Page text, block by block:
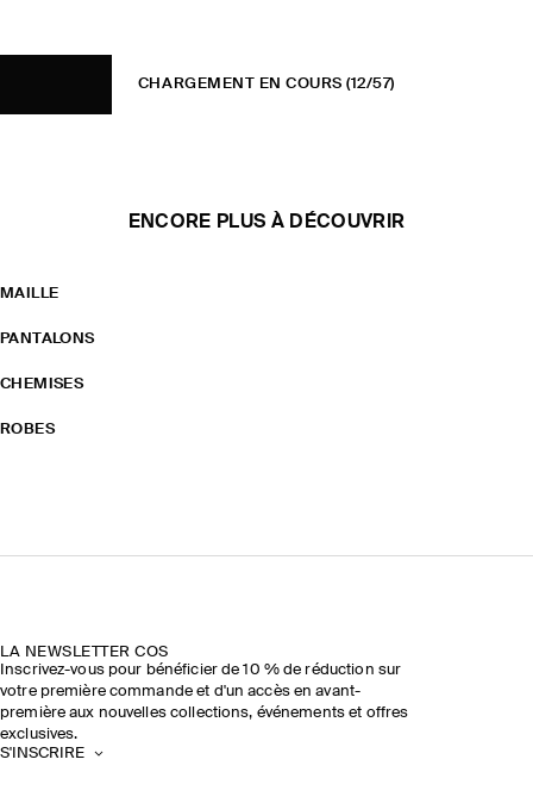
CHARGEMENT EN COURS (12/57)
ENCORE PLUS À DÉCOUVRIR
MAILLE
PANTALONS
CHEMISES
ROBES
LA NEWSLETTER COS
Inscrivez-vous pour bénéficier de 10 % de réduction sur
votre première commande et d'un accès en avant-
première aux nouvelles collections, événements et offres
exclusives.
S'INSCRIRE